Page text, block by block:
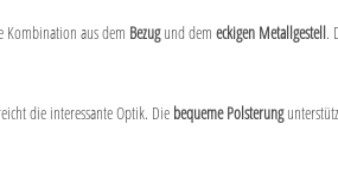
Kombination aus dem Bezugund demeckigen Metallgestell.
die interessante Optik. Die bequeme Polsterung